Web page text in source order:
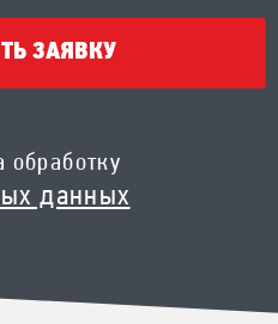
ЗАЯВКУ
обработку
данных